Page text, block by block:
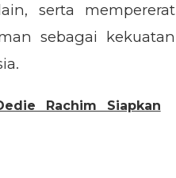
serta mempererat
sebagai kekuatan
Rachim Siapkan